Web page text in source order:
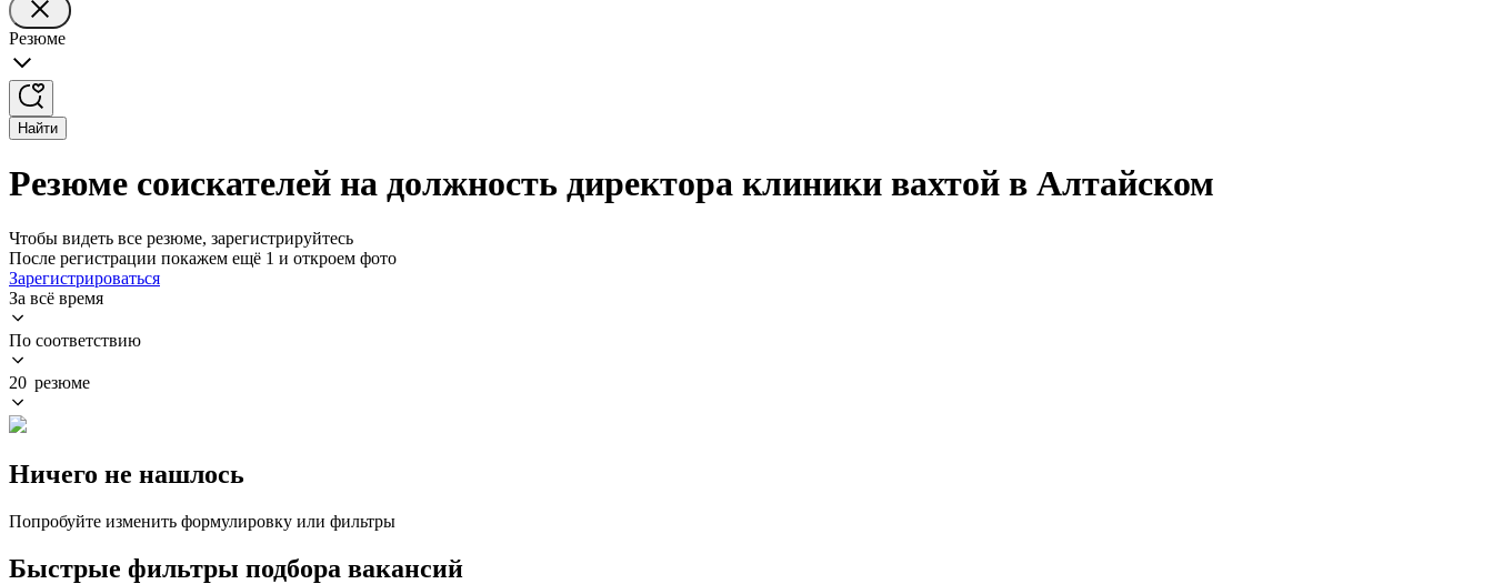
Резюме
Найти
Резюме соискателей на должность директора клиники вахтой в Алтайском
Чтобы видеть все резюме, зарегистрируйтесь
После регистрации покажем ещё 1 и откроем фото
Зарегистрироваться
За всё время
По соответствию
20 резюме
Ничего не нашлось
Попробуйте изменить формулировку или фильтры
Быстрые фильтры подбора вакансий